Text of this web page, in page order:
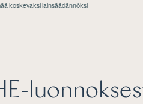
koskevaksi lainsäädännöksi